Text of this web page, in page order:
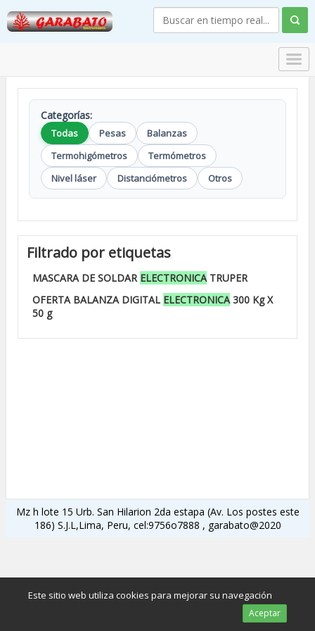
Categorías:
Todas Pesas
Balanzas
Termohigómetros
Termómetros
Nivel láser
Distanciómetros Otros
Filtrado por etiquetas
MASCARA DE SOLDAR ELECTRONICATRUPER
OFERTA BALANZA DIGITAL ELECTRONICA300 Kg X
50 g
Mz h lote 15 Urb. San Hilarion 2da estapa (Av. Los postes este
186) S.J.L,Lima, Peru, cel:9756o7888 , garabato@2020
Este sitio web utiliza cookies para mejorar su navegación
Aceptar